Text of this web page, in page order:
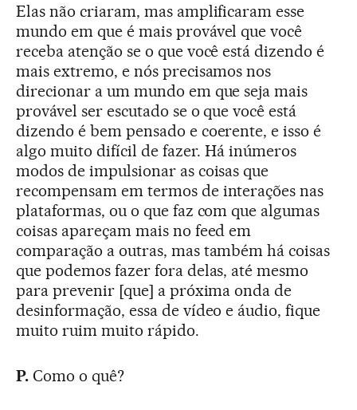
Elas não criaram, mas amplificaram esse
mundo em que é mais provável que você
receba atenção se o que você está dizendo é
mais extremo, e nós precisamos nos
direcionar a um mundo em que seja mais
provável ser escutado se o que você está
dizendo é bem pensado e coerente, e isso é
algo muito difícil de fazer. Há inúmeros
modos de impulsionar as coisas que
recompensam em termos de interações nas
plataformas, ou o que faz com que algumas
coisas apareçam mais no feed em
comparação a outras, mas também há coisas
que podemos fazer fora delas, até mesmo
para prevenir [que] a próxima onda de
desinformação, essa de vídeo e áudio, fique
muito ruim muito rápido.
P.Como o quê?